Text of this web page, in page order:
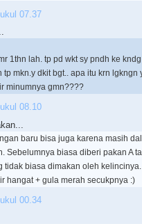
07.37
1thn lah. tp pd wkt sy pndh ke
tp mkn.y dkit bgt.. apa itu krn lgkngn
minumnya gmn????
08.10
baru bisa juga karena masih
Sebelumnya biasa diberi pakan A
tidak biasa dimakan oleh
hangat + gula merah secukpnya :)
00.34